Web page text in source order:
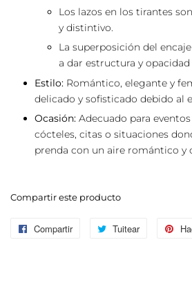
Los lazos en los tirantes
y distintivo.
La superposición del
a dar estructura y opacidad
Estilo: Romántico, elegante y
delicado y sofisticado debido al
Ocasión: Adecuado para
cócteles, citas o situaciones
prenda con un aire romántico y
Compartir este producto
Compartir
CompartirTuitear
Tuitear